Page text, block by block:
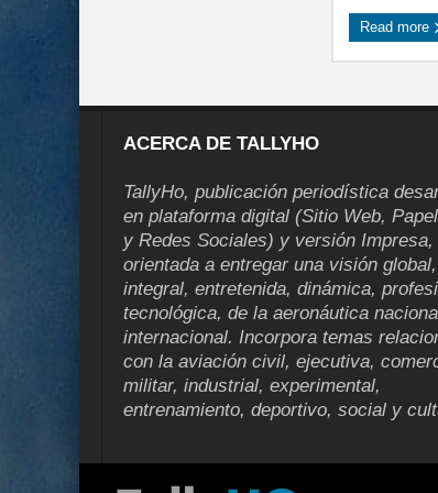
Read more
ACERCA DE TALLYHO
TallyHo, publicación periodística
en plataforma digital (Sitio Web,
y Redes Sociales) y versión Impresa,
orientada a entregar una visión global,
integral, entretenida, dinámica,
tecnológica, de la aeronáutica
internacional. Incorpora temas
con la aviación civil, ejecutiva,
militar, industrial, experimental,
entrenamiento, deportivo, social y